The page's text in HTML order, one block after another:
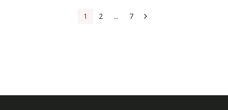
1 2 ... 7